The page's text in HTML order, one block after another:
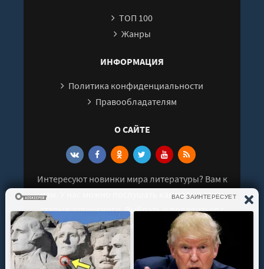
ТОП 100
Жанры
ИНФОРМАЦИЯ
Политика конфиденциальности
Правообладателям
О САЙТЕ
Интересуют новинки мира литературы? Вам к
нам. У нас можно послушать как новые так и
старые аудиокниги. Выбрать и поделиться с
друзьями лучшими аудиокнигами!